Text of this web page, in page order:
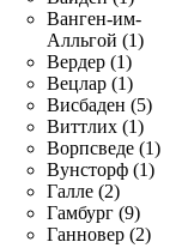
Ванген-им-
Алльгой (1)
Вердер (1)
Вецлар (1)
Висбаден (5)
Виттлих (1)
Ворпсведе (1)
Вунсторф (1)
Галле (2)
Гамбург (9)
Ганновер (2)